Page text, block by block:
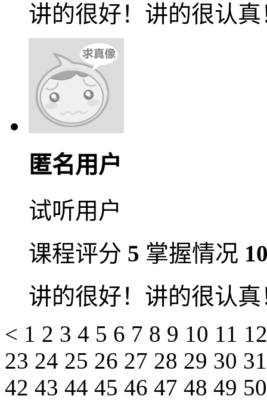
讲的很好！讲的很认真
匿名用户
试听用户
课程评分 5 掌握情况
讲的很好！讲的很认真
< 1 2 3 4 5 6 7 8 9 10 11
23 24 25 26 27 28 29 30
42 43 44 45 46 47 48 49